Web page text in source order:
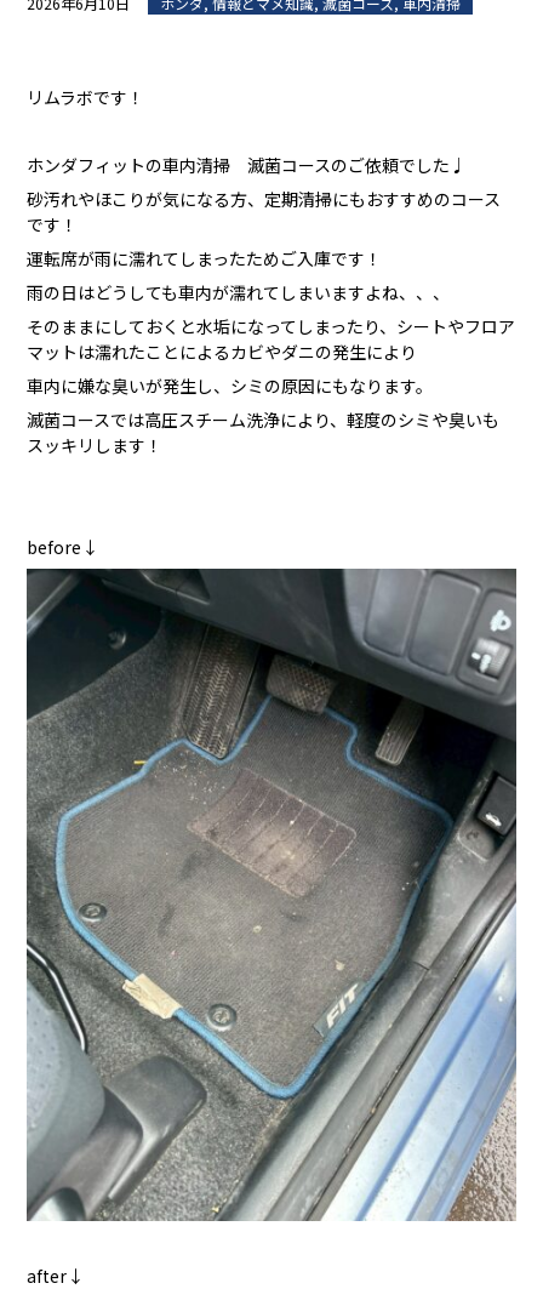
リムラボです！
ホンダフィットの車内清掃 滅菌コースのご依頼でした♩
砂汚れやほこりが気になる方、定期清掃にもおすすめのコース
です！
運転席が雨に濡れてしまったためご入庫です！
雨の日はどうしても車内が濡れてしまいますよね、、、
そのままにしておくと水垢になってしまったり、シートやフロア
マットは濡れたことによるカビやダニの発生により
車内に嫌な臭いが発生し、シミの原因にもなります。
滅菌コースでは高圧スチーム洗浄により、軽度のシミや臭いも
スッキリします！
before↓
after↓